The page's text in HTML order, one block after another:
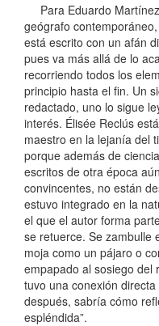
Para Eduardo
geógrafo
está escrito con un afán
pues va más allá de lo
recorriendo todos los
principio hasta el fin. Un
redactado, uno lo sigue
interés. Élisée Reclús
maestro en la lejanía del
porque además de
escritos de otra época
convincentes, no están
estuvo integrado en la
el que el autor forma
se retuerce. Se zambulle
moja como un pájaro o
empapado al sosiego del
tuvo una conexión
después, sabría cómo
espléndida”.